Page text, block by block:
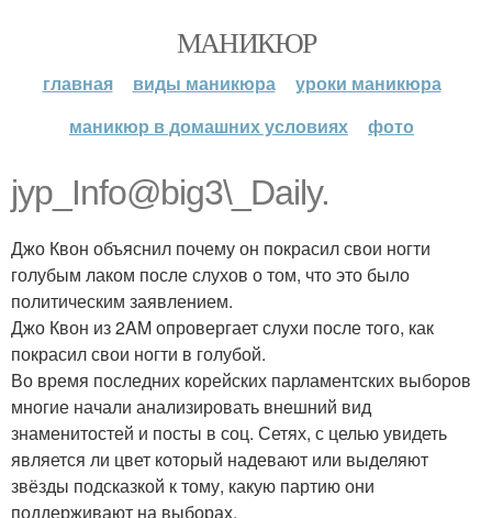
МАНИКЮР
главная виды маникюра
уроки маникюра
маникюр в домашних условиях
фото
jyp_Info@big3\_Daily.
Джо Квон объяснил почему он покрасил свои ногти
голубым лаком после слухов о том, что это было
политическим заявлением.
Джо Квон из 2AM опровергает слухи после того, как
покрасил свои ногти в голубой.
Во время последних корейских парламентских выборов
многие начали анализировать внешний вид
знаменитостей и посты в соц. Сетях, с целью увидеть
является ли цвет который надевают или выделяют
звёзды подсказкой к тому, какую партию они
поддерживают на выборах.